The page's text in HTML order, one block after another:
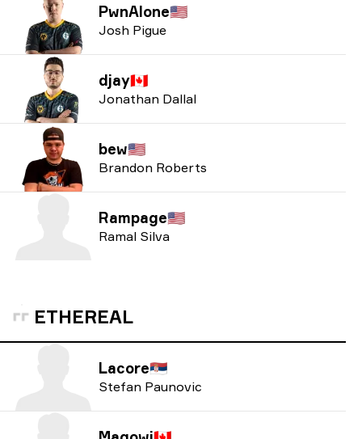
PwnAlone🇺🇸
Josh Pigue
djay🇨🇦
Jonathan Dallal
bew🇺🇸
Brandon Roberts
Rampage🇺🇸
Ramal Silva
ETHEREAL
Lacore🇷🇸
Stefan Paunovic